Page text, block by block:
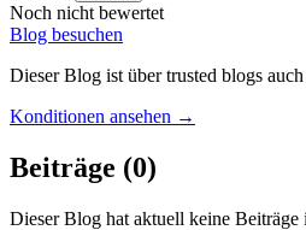
Noch nicht bewertet
Blog besuchen
Dieser Blog ist über trusted blogs
Konditionen ansehen →
Beiträge (0)
Dieser Blog hat aktuell keine Beiträge